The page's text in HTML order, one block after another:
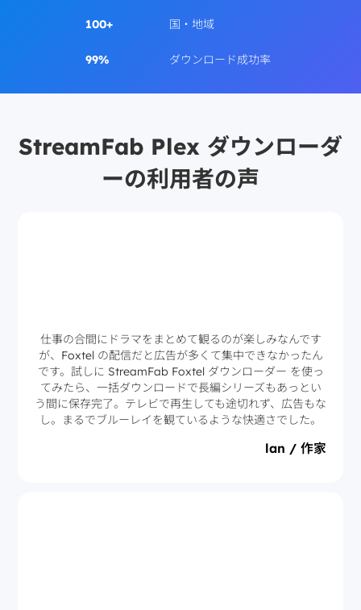
100+ 国・地域
99% ダウンロード成功率
StreamFab Plex ダウンローダ
ーの利用者の声
仕事の合間にドラマをまとめて観るのが楽しみなんです
が、Foxtel の配信だと広告が多くて集中できなかったん
です。試しに StreamFab Foxtel ダウンローダー を使っ
てみたら、一括ダウンロードで長編シリーズもあっとい
う間に保存完了。テレビで再生しても途切れず、広告もな
し。まるでブルーレイを観ているような快適さでした。
lan / 作家